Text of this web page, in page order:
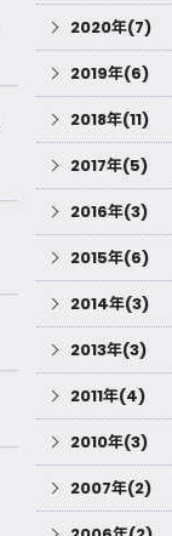
2020年(7)
2019年(6)
2018年(11)
2017年(5)
2016年(3)
2015年(6)
2014年(3)
2013年(3)
2011年(4)
2010年(3)
2007年(2)